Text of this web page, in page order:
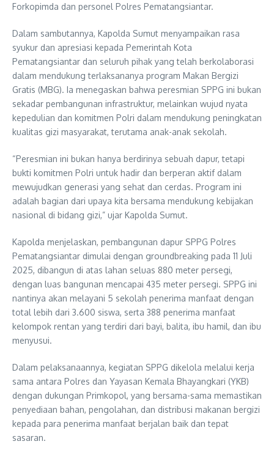
Forkopimda dan personel Polres Pematangsiantar.
Dalam sambutannya, Kapolda Sumut menyampaikan rasa
syukur dan apresiasi kepada Pemerintah Kota
Pematangsiantar dan seluruh pihak yang telah berkolaborasi
dalam mendukung terlaksananya program Makan Bergizi
Gratis (MBG). Ia menegaskan bahwa peresmian SPPG ini bukan
sekadar pembangunan infrastruktur, melainkan wujud nyata
kepedulian dan komitmen Polri dalam mendukung peningkatan
kualitas gizi masyarakat, terutama anak-anak sekolah.
“Peresmian ini bukan hanya berdirinya sebuah dapur, tetapi
bukti komitmen Polri untuk hadir dan berperan aktif dalam
mewujudkan generasi yang sehat dan cerdas. Program ini
adalah bagian dari upaya kita bersama mendukung kebijakan
nasional di bidang gizi,” ujar Kapolda Sumut.
Kapolda menjelaskan, pembangunan dapur SPPG Polres
Pematangsiantar dimulai dengan groundbreaking pada 11 Juli
2025, dibangun di atas lahan seluas 880 meter persegi,
dengan luas bangunan mencapai 435 meter persegi. SPPG ini
nantinya akan melayani 5 sekolah penerima manfaat dengan
total lebih dari 3.600 siswa, serta 388 penerima manfaat
kelompok rentan yang terdiri dari bayi, balita, ibu hamil, dan ibu
menyusui.
Dalam pelaksanaannya, kegiatan SPPG dikelola melalui kerja
sama antara Polres dan Yayasan Kemala Bhayangkari (YKB)
dengan dukungan Primkopol, yang bersama-sama memastikan
penyediaan bahan, pengolahan, dan distribusi makanan bergizi
kepada para penerima manfaat berjalan baik dan tepat
sasaran.